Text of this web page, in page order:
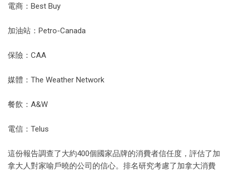
電商：Best Buy
加油站：Petro-Canada
保險：CAA
媒體：The Weather Network
餐飲：A&W
電信：Telus
這份報告調查了大約400個國家品牌的消費者信任度，評估了加
拿大人對家喻戶曉的公司的信心。排名研究考慮了加拿大消費